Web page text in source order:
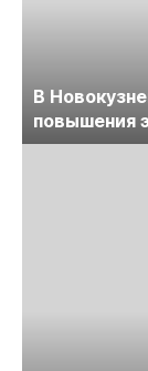
В
повышения